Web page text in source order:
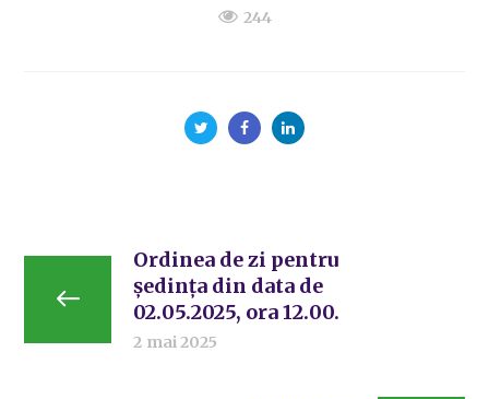
244
Ordinea de zi pentru
ședința din data de
02.05.2025, ora 12.00.
2 mai 2025